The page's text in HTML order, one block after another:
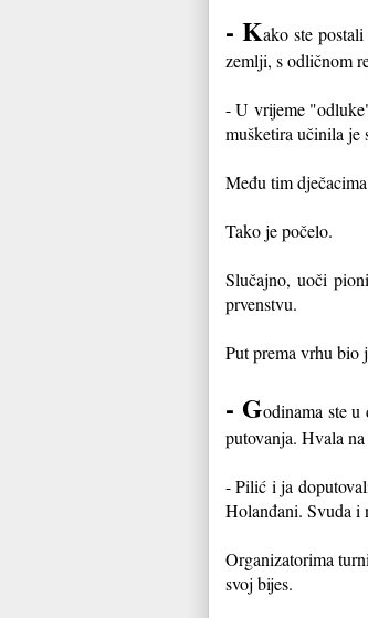
- Kako ste
zemlji, s odličnom
- U vrijeme
mušketira učinila je
Među tim
Tako je počelo.
Slučajno, uoči
prvenstvu.
Put prema vrhu bio
- Godinama ste
putovanja. Hvala
- Pilić i ja
Holanđani. Svuda i
Organizatorima
svoj bijes.